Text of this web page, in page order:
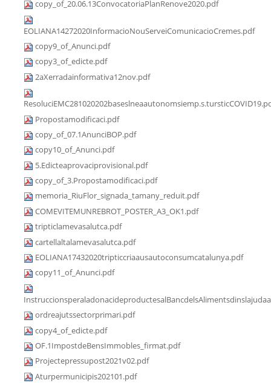
copy_of_20.06.13ConvocatoriaPlanRenove2020.pdf
EOLIANA14272020InformacioNouServeiComunicacioCremes.pdf
copy9_of_Anunci.pdf
copy3_of_edicte.pdf
2aXerradainformativa12nov.pdf
Propostamodificaci.pdf
copy_of_07.1AnunciBOP.pdf
copy10_of_Anunci.pdf
5.Edicteaprovaciprovisional.pdf
copy_of_3.Propostamodificaci.pdf
memoria_RiuFlor_signada_tamany_reduit.pdf
COMEVITEMUNREBROT_POSTER_A3_OK1.pdf
tripticlamevasalutca.pdf
cartellaltalamevasalutca.pdf
EOLIANA17432020tripticcriaausautoconsumcatalunya.pdf
copy11_of_Anunci.pdf
ordreajutssectorprimari.pdf
copy4_of_edicte.pdf
OF.1ImpostdeBensImmobles_firmat.pdf
Projectepressupost2021v02.pdf
Aturpermunicipis202101.pdf